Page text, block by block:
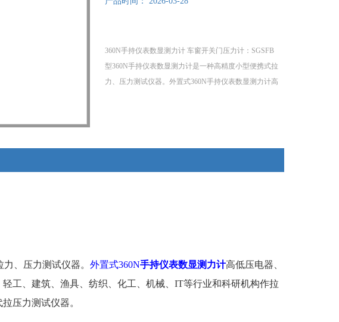
360N手持仪表数显测力计 车窗开关门压力计：SGSFB
型360N手持仪表数显测力计是一种高精度小型便携式拉
力、压力测试仪器。外置式360N手持仪表数显测力计​高
、压力测试仪器。 外置式360N手持仪表数显测力计高低压电器、
工、建筑、渔具、纺织、化工、机械、IT等行业和科研机构作拉
压力测试仪器。